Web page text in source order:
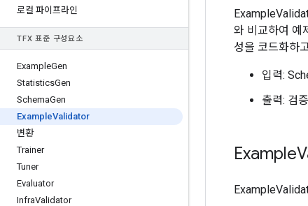
로컬 파이프라인
TFX 표준 구성요소
ExampleGen
StatisticsGen
SchemaGen
ExampleValidator
변환
Trainer
Tuner
Evaluator
InfraValidator
와 비교하여 예
성을 코드화하
입력:
출력: 검
Example